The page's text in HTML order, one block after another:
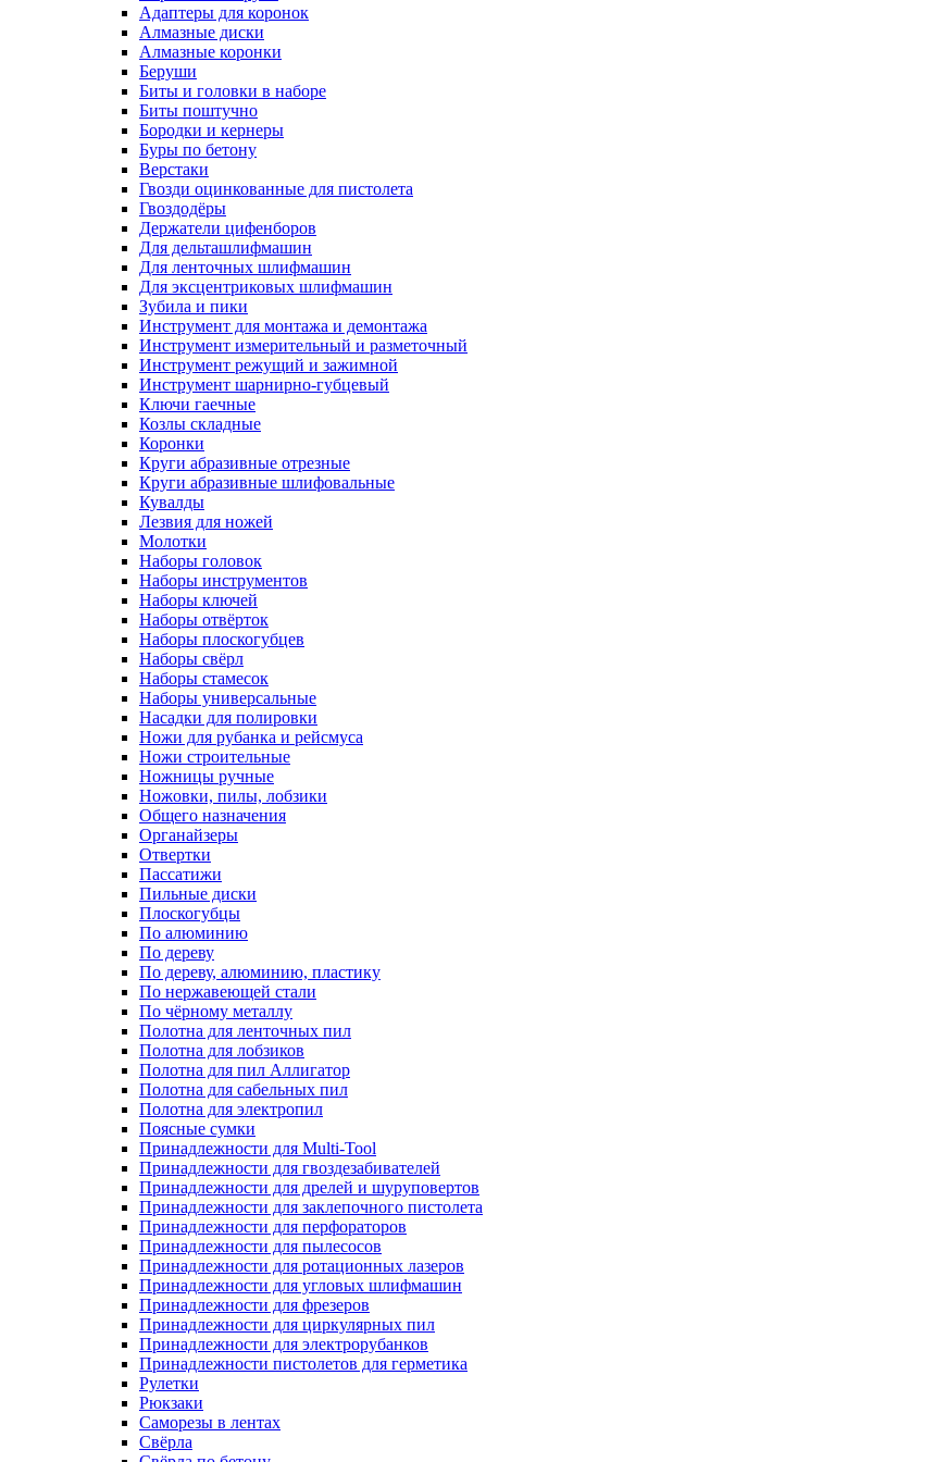
Адаптеры для коронок
Алмазные диски
Алмазные коронки
Беруши
Биты и головки в наборе
Биты поштучно
Бородки и кернеры
Буры по бетону
Верстаки
Гвозди оцинкованные для пистолета
Гвоздодёры
Держатели цифенборов
Для дельташлифмашин
Для ленточных шлифмашин
Для эксцентриковых шлифмашин
Зубила и пики
Инструмент для монтажа и демонтажа
Инструмент измерительный и разметочный
Инструмент режущий и зажимной
Инструмент шарнирно-губцевый
Ключи гаечные
Козлы складные
Коронки
Круги абразивные отрезные
Круги абразивные шлифовальные
Кувалды
Лезвия для ножей
Молотки
Наборы головок
Наборы инструментов
Наборы ключей
Наборы отвёрток
Наборы плоскогубцев
Наборы свёрл
Наборы стамесок
Наборы универсальные
Насадки для полировки
Ножи для рубанка и рейсмуса
Ножи строительные
Ножницы ручные
Ножовки, пилы, лобзики
Общего назначения
Органайзеры
Отвертки
Пассатижи
Пильные диски
Плоскогубцы
По алюминию
По дереву
По дереву, алюминию, пластику
По нержавеющей стали
По чёрному металлу
Полотна для ленточных пил
Полотна для лобзиков
Полотна для пил Аллигатор
Полотна для сабельных пил
Полотна для электропил
Поясные сумки
Принадлежности для Multi-Tool
Принадлежности для гвоздезабивателей
Принадлежности для дрелей и шуруповертов
Принадлежности для заклепочного пистолета
Принадлежности для перфораторов
Принадлежности для пылесосов
Принадлежности для ротационных лазеров
Принадлежности для угловых шлифмашин
Принадлежности для фрезеров
Принадлежности для циркулярных пил
Принадлежности для электрорубанков
Принадлежности пистолетов для герметика
Рулетки
Рюкзаки
Саморезы в лентах
Свёрла